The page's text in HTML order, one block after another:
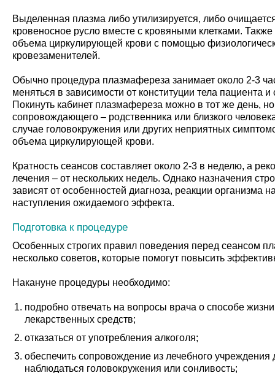
Выделенная плазма либо утилизируется, либо
кровеносное русло вместе с кровяными клетками.
объема циркулирующей крови с помощью
кровезаменителей.
Обычно процедура плазмафереза занимает около 2-3
меняться в зависимости от конституции тела пациента
Покинуть кабинет плазмафереза можно в тот же день,
сопровождающего – родственника или близкого
случае головокружения или других неприятных
объема циркулирующей крови.
Кратность сеансов составляет около 2-3 в неделю, а
лечения – от нескольких недель. Однако назначения
зависят от особенностей диагноза, реакции организма
наступления ожидаемого эффекта.
Подготовка к процедуре
Особенных строгих правил поведения перед сеансом
несколько советов, которые помогут повысить
Накануне процедуры необходимо:
подробно отвечать на вопросы врача о способе
лекарственных средств;
отказаться от употребления алкоголя;
обеспечить сопровождение из лечебного учреждения
наблюдаться головокружения или сонливость;